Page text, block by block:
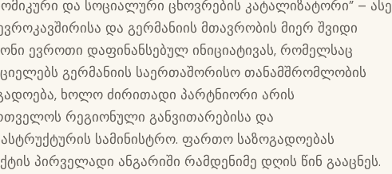
და სოციალური ცხოვრების კატალიზატორი” – ასე
და გერმანიის მთავრობის მიერ შვიდი
ევროთი დაფინანსებულ ინიციატივას, რომელსაც
გერმანიის საერთაშორისო თანამშრომლობის
ხოლო ძირითადი პარტნიორი არის
რეგიონული განვითარებისა და
სამინისტრო. ფართო საზოგადოებას
პირველადი ანგარიში რამდენიმე დღის წინ გააცნეს.